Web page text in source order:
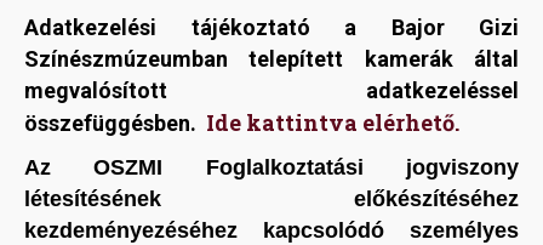
Adatkezelési tájékoztató a Bajor Gizi
Színészmúzeumban telepített kamerák által
megvalósított adatkezeléssel
összefüggésben. Ide kattintva elérhető.
Az OSZMI Foglalkoztatási jogviszony
létesítésének előkészítéséhez
kezdeményezéséhez kapcsolódó személyes